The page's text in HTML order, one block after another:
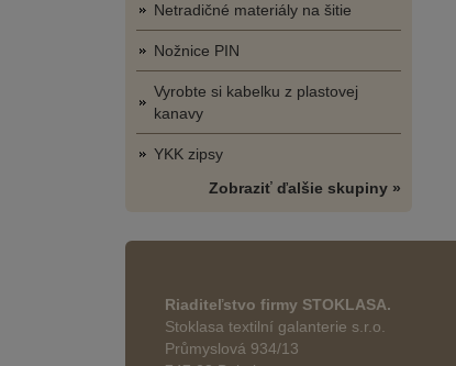
Netradičné materiály na šitie
Nožnice PIN
Vyrobte si kabelku z plastovej
kanavy
YKK zipsy
Zobraziť ďalšie skupiny »
Riaditeľstvo firmy STOKLASA.
Stoklasa textilní galanterie s.r.o.
Průmyslová 934/13